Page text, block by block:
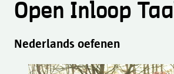
Open Inloop
Nederlands oefenen